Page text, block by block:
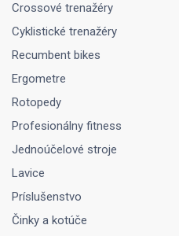
Crossové trenažéry
Cyklistické trenažéry
Recumbent bikes
Ergometre
Rotopedy
Profesionálny fitness
Jednoúčelové stroje
Lavice
Príslušenstvo
Činky a kotúče